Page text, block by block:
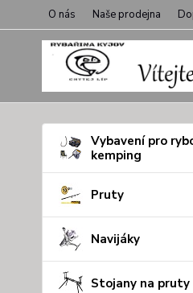
O nás Naše prodejna
Vybavení pro
kemping
Pruty
Navijáky
Stojany na pruty